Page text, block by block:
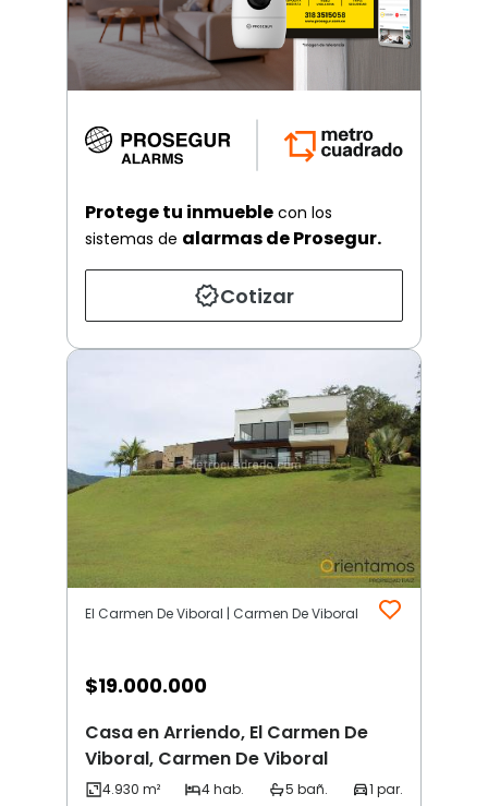
Protege tu inmueble con los
sistemas de alarmas de Prosegur.
Cotizar
El Carmen De Viboral | Carmen De Viboral
$19.000.000
Casa en Arriendo, El Carmen De
Viboral, Carmen De Viboral